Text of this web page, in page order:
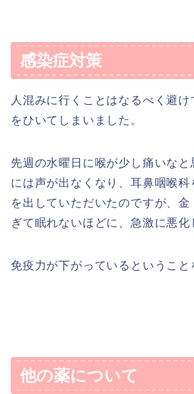
感染症対策
人混みに行くことはなるべく避
をひいてしまいました。
先週の水曜日に喉が少し痛いなと
には声が出なくなり、耳鼻咽喉
を出していただいたのですが、
ぎて眠れないほどに、急激に悪化
免疫力が下がっているということ
他の薬について